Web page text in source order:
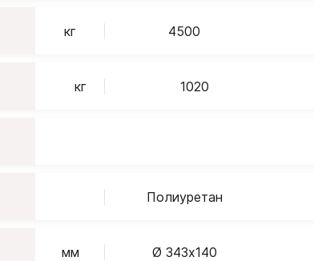
кг 4500
кг 1020
Полиуретан
мм Ø 343х140